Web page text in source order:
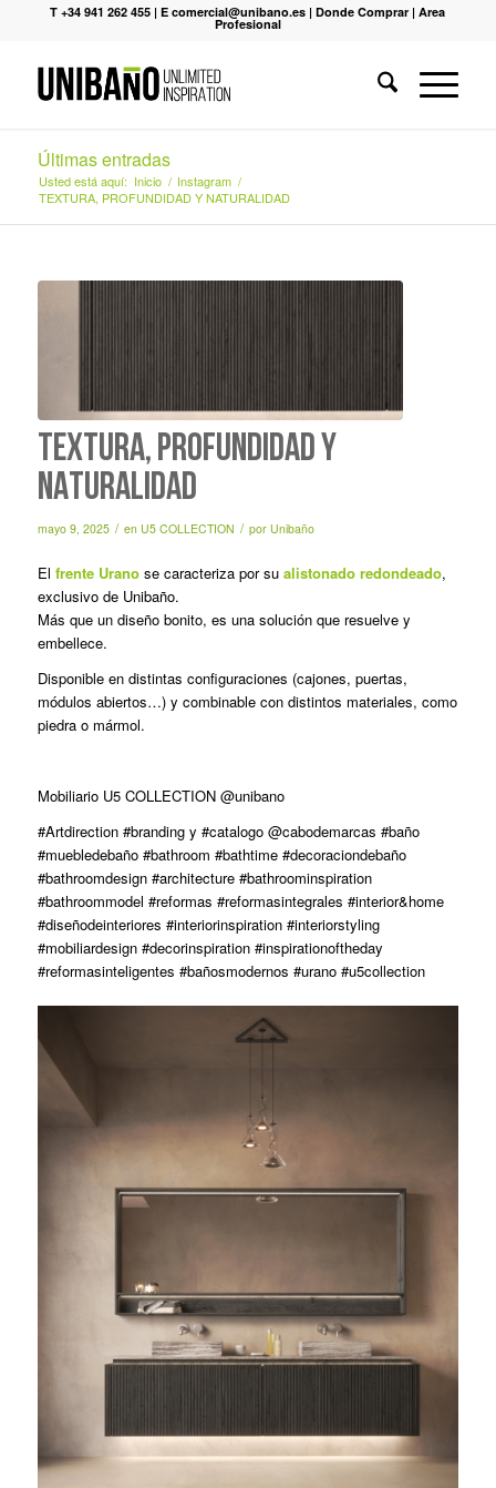
T +34 941 262 455 |E comercial@unibano.es |Donde Comprar |Area
Profesional
Últimas entradas
Usted está aquí: Inicio / Instagram /
TEXTURA, PROFUNDIDAD Y NATURALIDAD
TEXTURA, PROFUNDIDAD Y
NATURALIDAD
mayo 9, 2025 / en U5 COLLECTION / por Unibaño
El frente Uranose caracteriza por su alistonado redondeado,
exclusivo de Unibaño.
Más que un diseño bonito, es una solución que resuelve y
embellece.
Disponible en distintas configuraciones (cajones, puertas,
módulos abiertos…) y combinable con distintos materiales, como
piedra o mármol.
Mobiliario U5 COLLECTION @unibano
#Artdirection #branding y #catalogo @cabodemarcas #baño
#muebledebaño #bathroom #bathtime #decoraciondebaño
#bathroomdesign #architecture #bathroominspiration
#bathroommodel #reformas #reformasintegrales #interior&home
#diseñodeinteriores #interiorinspiration #interiorstyling
#mobiliardesign #decorinspiration #inspirationoftheday
#reformasinteligentes #bañosmodernos #urano #u5collection